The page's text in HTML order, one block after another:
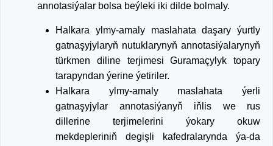
annotasiýalar bolsa beýleki iki dilde bolmaly.
Halkara ylmy-amaly maslahata daşary ýurtly
gatnaşyjylaryň nutuklarynyň annotasiýalarynyň
türkmen diline terjimesi Guramaçylyk topary
tarapyndan ýerine ýetiriler.
Halkara ylmy-amaly maslahata ýerli
gatnaşyjylar annotasiýanyň iňlis we rus
dillerine terjimelerini ýokary okuw
mekdepleriniň degişli kafedralarynda ýa-da